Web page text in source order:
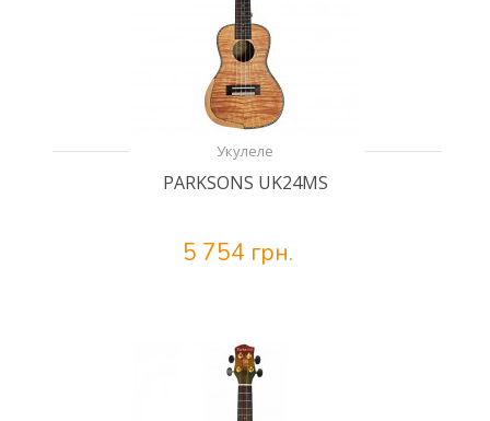
Укулеле
PARKSONS UK24MS
5 754 грн.